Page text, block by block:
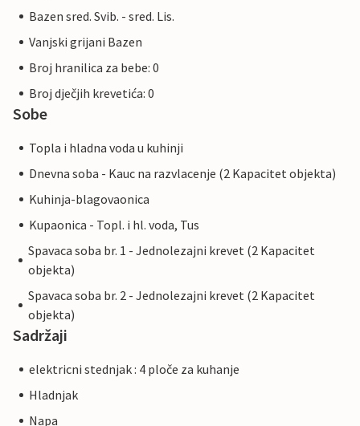
Bazen sred. Svib. - sred. Lis.
Vanjski grijani Bazen
Broj hranilica za bebe: 0
Broj dječjih krevetića: 0
Sobe
Topla i hladna voda u kuhinji
Dnevna soba - Kauc na razvlacenje (2 Kapacitet objekta)
Kuhinja-blagovaonica
Kupaonica - Topl. i hl. voda, Tus
Spavaca soba br. 1 - Jednolezajni krevet (2 Kapacitet
objekta)
Spavaca soba br. 2 - Jednolezajni krevet (2 Kapacitet
objekta)
Sadržaji
elektricni stednjak : 4 ploče za kuhanje
Hladnjak
Napa